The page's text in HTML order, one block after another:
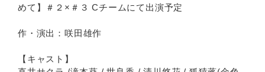
めて】＃２×＃３ Cチームにて出演予定
作・演出：咲田雄作
【キャスト】